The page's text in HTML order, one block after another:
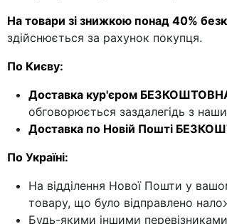
На товари зі знижкою понад 40%
здійснюється за рахунок покупця.
По Києву:
Доставка кур'єром
обговорюється заздалегідь з
Доставка по Новій Пошті
По Україні:
На відділення Нової Пошти у
товару, що було відправлено
Будь-якими іншими